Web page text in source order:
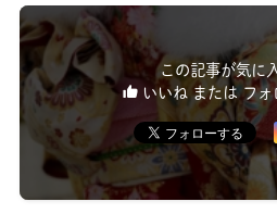
この記事が気に
いいね または フ